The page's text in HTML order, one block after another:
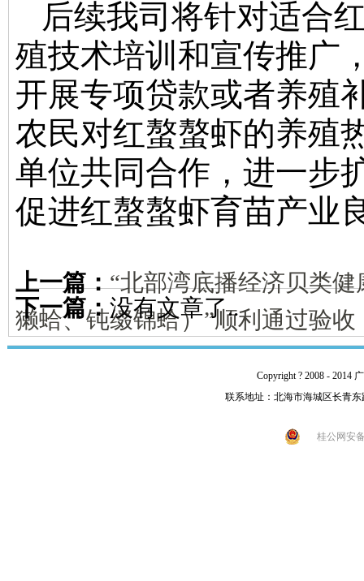
后续我司将针对适合
殖技术培训和宣传推广
开展专项贷款或者养殖
农民对红螯螯虾的养殖
单位共同合作，进一步
促进红螯螯虾育苗产业
上一篇：“北部湾底播经济贝类
獭蛤、钝缀锦蛤）”顺利通过验收
下一篇：没有文章了..
Copyright ? 2008 - 2014
联系地址：北海市海城区长青东
桂公网安